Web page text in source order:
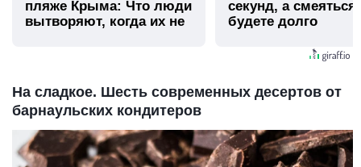
пляже Крыма: Что люди
вытворяют, когда их не
секунд, а
будете долго
На сладкое. Шесть современных десертов от
барнаульских кондитеров